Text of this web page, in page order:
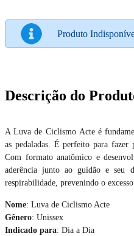
Produto
Descrição do
A Luva de Ciclismo Acte é
as pedaladas. É perfeito para fazer
Com formato anatômico e
aderência junto ao guidão e seu
respirabilidade, prevenindo o excesso
Nome: Luva de Ciclismo Acte
Gênero: Unissex
Indicado para: Dia a Dia